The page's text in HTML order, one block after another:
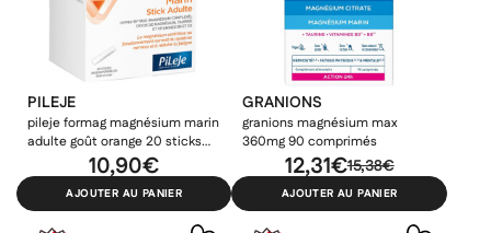
PILEJE
pileje formag magnésium marin
adulte goût orange 20 sticks
orodispersibles10,90€
AJOUTER AU PANIER
GRANIONS
granions magnésium max
360mg 90 comprimés
15,38€
12,31€
AJOUTER AU PANIER